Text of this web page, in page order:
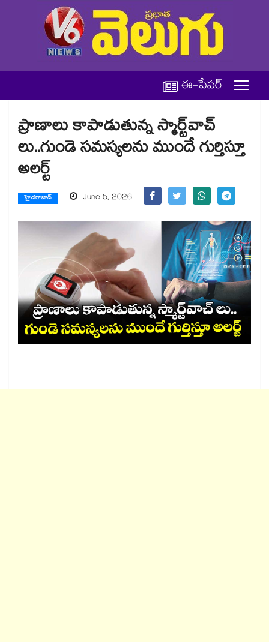
ఈ-పేపర్
ప్రాణాలు కాపాడుతున్న స్మార్ట్‌‌‌‌‌‌‌‌‌‌‌‌‌‌‌‌వాచ్‌‌‌‌‌‌‌‌‌‌‌‌‌‌‌‌
లు..గుండె సమస్యలను ముందే గుర్తిస్తూ
అలర్ట్‌‌‌‌‌‌‌‌‌‌‌‌‌‌‌‌
హైదరాబాద్ June 5, 2026